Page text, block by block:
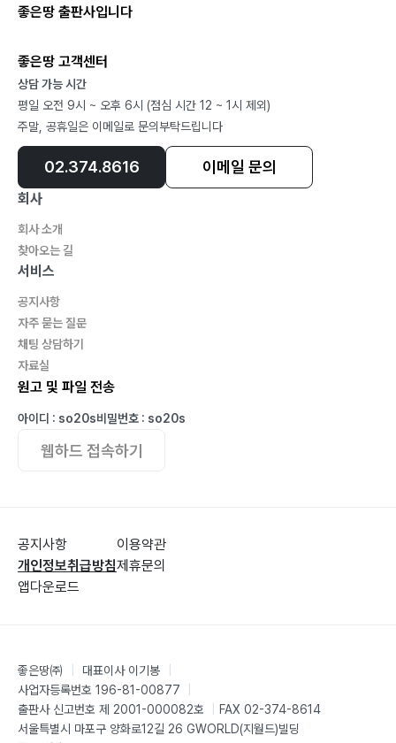
좋은땅 출판사입니다
좋은땅 고객센터
상담 가능 시간
평일 오전 9시 ~ 오후 6시 (점심 시간 12 ~ 1시 제외)
주말, 공휴일은 이메일로 문의부탁드립니다
02.374.8616 이메일 문의
회사
회사 소개
찾아오는 길
서비스
공지사항
자주 묻는 질문
채팅 상담하기
자료실
원고 및 파일 전송
아이디 : so20s비밀번호 : so20s
웹하드 접속하기
공지사항
개인정보취급방침
앱다운로드
이용약관
제휴문의
좋은땅㈜ 대표이사 이기봉
사업자등록번호 196-81-00877
출판사 신고번호 제 2001-000082호
FAX 02-374-8614
서울특별시 마포구 양화로12길 26 GWORLD(지월드)빌딩